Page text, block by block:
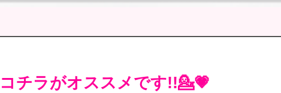
チラがオススメです!!💁💗